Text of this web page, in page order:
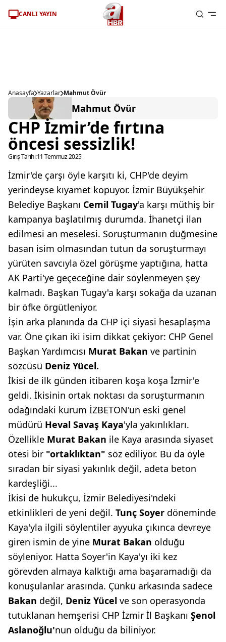
CANLI YAYIN
Anasayfa Yazarlar Mahmut Övür
Mahmut Övür
CHP İzmir’de fırtına
öncesi sessizlik!
Giriş Tarihi:11 Temmuz 2025
İzmir'de çarşı öyle karşıtı ki, CHP'de deyim
yerindeyse kıyamet kopuyor. İzmir Büyükşehir
Belediye Başkanı Cemil Tugay'a karşı müthiş bir
kampanya başlatılmış durumda. İhanetçi ilan
edilmesi an meselesi. Soruşturmanın düğmesine
basan isim olmasından tutun da soruşturmayı
yürüten savcıyla özel görüşme yaptığına, hatta
AK Parti'ye geçeceğine dair söylenmeyen şey
kalmadı. Başkan Tugay'a karşı sokağa da uzanan
bir öfke örgütleniyor.
İşin arka planında da CHP içi siyasi hesaplaşma
var. Öne çıkan iki isim dikkat çekiyor: CHP Genel
Başkan Yardımcısı Murat Bakan ve partinin
sözcüsü Deniz Yücel.
İkisi de ilk günden itibaren koşa koşa İzmir'e
geldi. İkisinin ortak noktası da soruşturmanın
odağındaki kurum İZBETON'un eski genel
müdürü Heval Savaş Kaya'yla yakınlıkları.
Özellikle Murat Bakan ile Kaya arasında siyaset
ötesi bir "ortaklıktan" söz ediliyor. Bu da öyle
sıradan bir siyasi yakınlık değil, adeta beton
kardeşliği...
İkisi de hukukçu, İzmir Belediyesi'ndeki
etkinlikleri de yeni değil. Tunç Soyer döneminde
Kaya'yla ilgili söylentiler ayyuka çıkınca devreye
giren ismin de yine Murat Bakan olduğu
söyleniyor. Hatta Soyer'in Kaya'yı iki kez
görevden almaya kalktığı ama başaramadığı da
konuşulanlar arasında. Çünkü arkasında sadece
Bakan değil, Deniz Yücel ve son operasyonda
tutuklanan hemşerisi CHP İzmir İl Başkanı Şenol
Aslanoğlu'nun olduğu da biliniyor.